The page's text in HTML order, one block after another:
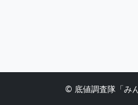
© 底値調査隊「み